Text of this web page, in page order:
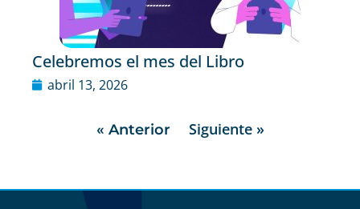
Celebremos el mes del Libro
abril 13, 2026
« Anterior Siguiente »